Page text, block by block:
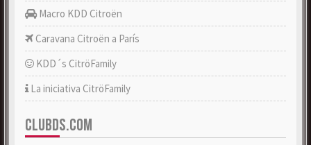
Macro KDD Citroën
Caravana Citroën a París
KDD´s CitröFamily
La iniciativa CitröFamily
CLUBDS.COM